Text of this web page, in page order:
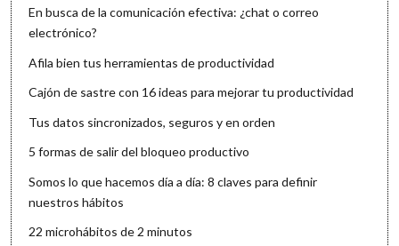
En busca de la comunicación efectiva: ¿chat o correo
electrónico?
Afila bien tus herramientas de productividad
Cajón de sastre con 16 ideas para mejorar tu productividad
Tus datos sincronizados, seguros y en orden
5 formas de salir del bloqueo productivo
Somos lo que hacemos día a día: 8 claves para definir
nuestros hábitos
22 microhábitos de 2 minutos